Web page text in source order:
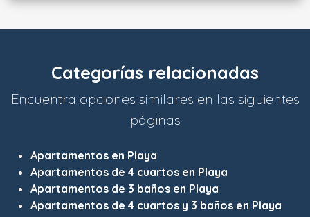
Categorías relacionadas
Encuentra opciones similares en las siguientes
páginas
Apartamentos en Playa
Apartamentos de 4 cuartos en Playa
Apartamentos de 3 baños en Playa
Apartamentos de 4 cuartos y 3 baños en Playa